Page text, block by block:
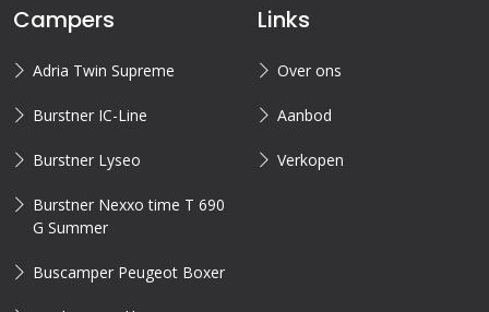
Campers
Adria Twin Supreme
Burstner IC-Line
Burstner Lyseo
Burstner Nexxo time T 690
G Summer
Buscamper Peugeot Boxer
Links
Over ons
Aanbod
Verkopen